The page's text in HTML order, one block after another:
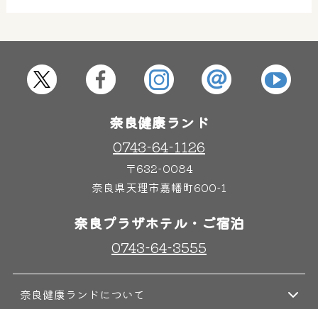
屋内レジャープール グルメ
奈良わんぱくランド
奈良健康ランド
0743-64-1126
〒632-0084
奈良県天理市嘉幡町600-1
奈良プラザホテル・ご宿泊
0743-64-3555
奈良健康ランドについて